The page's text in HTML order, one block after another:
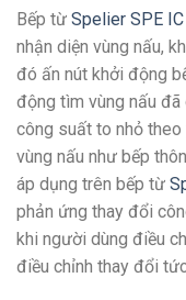
Bếp từ Spelier SPE
nhận diện vùng nấu,
đó ấn nút khởi động
động tìm vùng nấu
công suất to nhỏ theo
vùng nấu như bếp
áp dụng trên bếp từ
phản ứng thay đổi
khi người dùng điều
điều chỉnh thay đổi